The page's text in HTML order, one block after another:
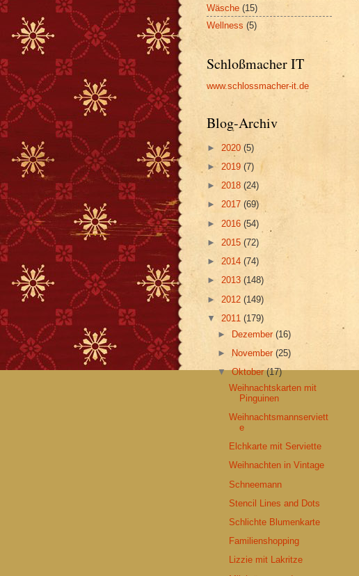
Wäsche (15)
Wellness (5)
Schloßmacher IT
www.schlossmacher-it.de
Blog-Archiv
► 2020 (5)
► 2019 (7)
► 2018 (24)
► 2017 (69)
► 2016 (54)
► 2015 (72)
► 2014 (74)
► 2013 (148)
► 2012 (149)
▼ 2011 (179)
► Dezember(16)
► November(25)
▼Oktober(17)
Weihnachtskarten mit
Pinguinen
Weihnachtsmannserviett
e
Elchkarte mit Serviette
Weihnachten in Vintage
Schneemann
Stencil Lines and Dots
Schlichte Blumenkarte
Familienshopping
Lizzie mit Lakritze